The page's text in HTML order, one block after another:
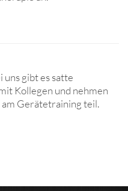
uns gibt es satte
Kollegen und nehmen
am Gerätetraining teil.